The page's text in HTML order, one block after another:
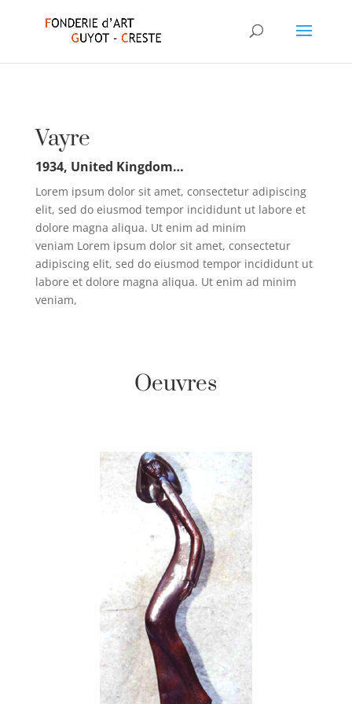
Vayre
1934, United Kingdom…
Lorem ipsum dolor sit amet, consectetur adipiscing
elit, sed do eiusmod tempor incididunt ut labore et
dolore magna aliqua. Ut enim ad minim
veniam Lorem ipsum dolor sit amet, consectetur
adipiscing elit, sed do eiusmod tempor incididunt ut
labore et dolore magna aliqua. Ut enim ad minim
veniam,
Oeuvres